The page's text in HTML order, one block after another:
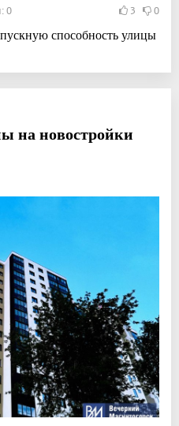
0 3 0
способность улицы
на новостройки